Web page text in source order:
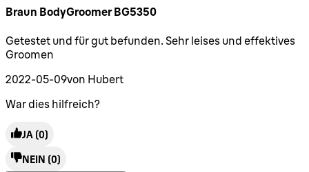
Braun BodyGroomer BG5350
4 Sterne von maximal 5
Getestet und für gut befunden. Sehr leises und effektives
Groomen
2022-05-09von Hubert
War dies hilfreich?
JA (0)
NEIN (0)